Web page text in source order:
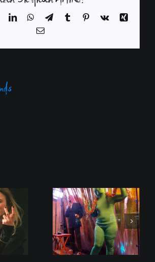
LinkedInWhatsApp
TelegramTumblr Pinterest
Vk
Xing
E-
nonstoponstage –
nach vielen
Livestreams jetzt
endlich auch
wieder auf der